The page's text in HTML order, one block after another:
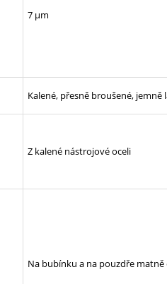
7 µm
Kalené, přesně broušené, jemně
Z kalené nástrojové oceli
Na bubínku a na pouzdře